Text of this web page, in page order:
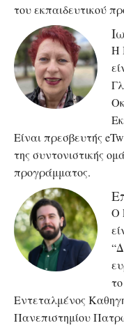
του εκπαιδευτικού
Η
Είναι πρεσβευτής
της συντονιστικής
προγράμματος.
Ο
Εντεταλμένος
Πανεπιστημίου